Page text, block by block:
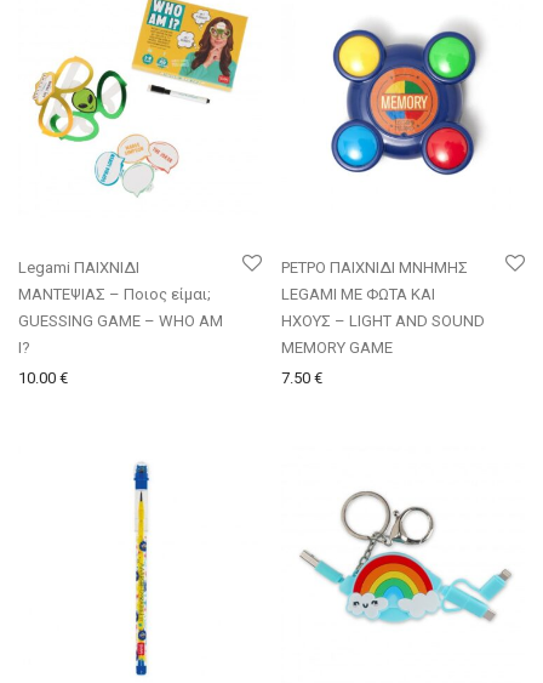
Legami ΠΑΙΧΝΙΔΙ
ΜΑΝΤΕΨΙΑΣ – Ποιος είμαι;
GUESSING GAME – WHO AM
I?
10.00 €
ΡΕΤΡΟ ΠΑΙΧΝΙΔΙ ΜΝΗΜΗΣ
LEGAMI ΜΕ ΦΩΤΑ ΚΑΙ
ΗΧΟΥΣ – LIGHT AND SOUND
MEMORY GAME
7.50 €